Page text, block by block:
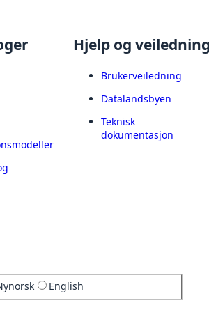
Hjelp og
Brukerveiledning
Datalandsbyen
Teknisk
dokumentasjon
English